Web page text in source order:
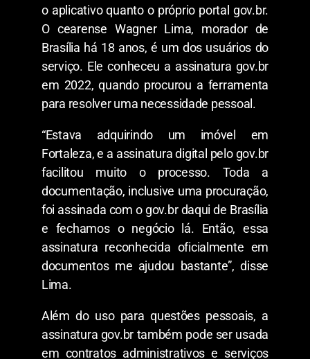
o aplicativo quanto o próprio portal gov.br.
O cearense Wagner Lima, morador de
Brasília há 18 anos, é um dos usuários do
serviço. Ele conheceu a assinatura gov.br
em 2022, quando procurou a ferramenta
para resolver uma necessidade pessoal.
“Estava adquirindo um imóvel em
Fortaleza, e a assinatura digital pelo gov.br
facilitou muito o processo. Toda a
documentação, inclusive uma procuração,
foi assinada com o gov.br daqui de Brasília
e fechamos o negócio lá. Então, essa
assinatura reconhecida oficialmente em
documentos me ajudou bastante”, disse
Lima.
Além do uso para questões pessoais, a
assinatura gov.br também pode ser usada
em contratos administrativos e serviços